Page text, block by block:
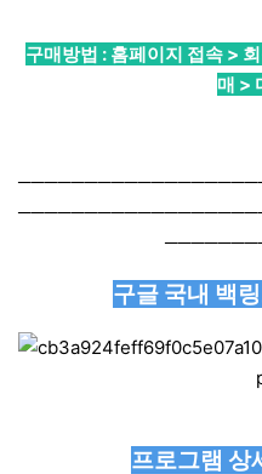
구매방법 : 홈페이지 접속 >
매 >
구글 국내 백
프로그램 상